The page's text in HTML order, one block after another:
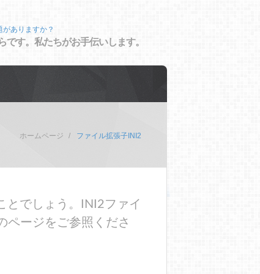
ありますか？
です。私たちがお手伝いします。
ホームページ ファイル拡張子INI2
とでしょう。INI2ファイ
ページをご参照くださ